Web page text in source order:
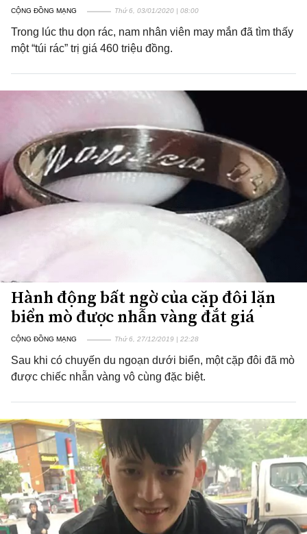
CỘNG ĐỒNG MẠNG Thứ 6, 03/01/2020 | 08:00
Trong lúc thu dọn rác, nam nhân viên may mắn đã tìm thấy
một “túi rác” trị giá 460 triệu đồng.
Hành động bất ngờ của cặp đôi lặn
biển mò được nhẫn vàng đắt giá
CỘNG ĐỒNG MẠNG Thứ 6, 27/12/2019 | 22:28
Sau khi có chuyến du ngoạn dưới biển, một cặp đôi đã mò
được chiếc nhẫn vàng vô cùng đặc biệt.